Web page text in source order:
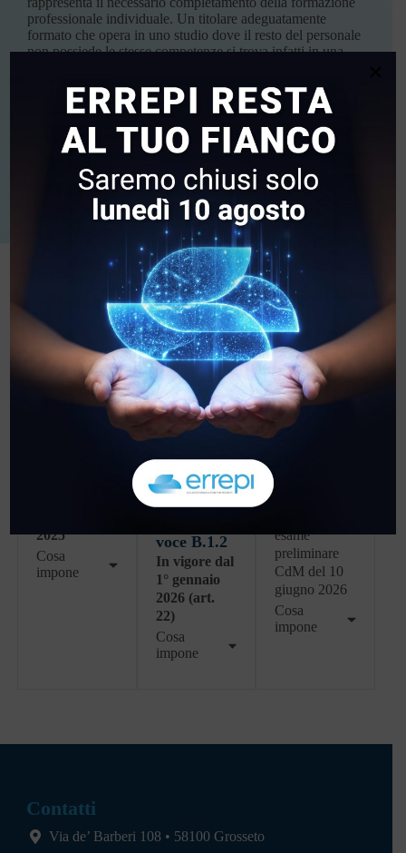
professionale individuale. Un titolare adeguatamente
formato che opera in uno studio dove il resto del personale
non possiede le stesse competenze si trova infatti in una
esistere, semplicemente si annida nei punti meno visibili
dell’organizzazione.
Per avviare percorsi di formazione rivolti a tutti lo studio
puoi scrivere a:
marco.sada@errepi.it
I riferimenti normativi
Regolamen
2025
Cosa
impone
Regolamen
to FPC
(CNDCEC,
15 ottobre
2025) – art.
voce B.1.2
In vigore dal
1° gennaio
2026 (art.
22)
Cosa
impone
Schemi di
d.lgs.
attuativi
esame
preliminare
CdM del 10
giugno 2026
Cosa
impone
Contatti
Via de’ Barberi 108 • 58100 Grosseto